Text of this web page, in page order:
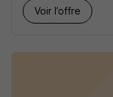
Voir l’offre